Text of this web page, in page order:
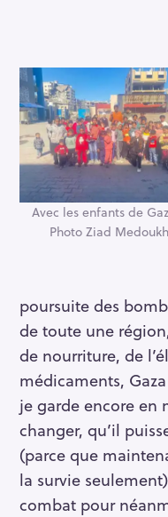
Avec les enfants de
Photo Ziad Medoukh
poursuite des
de toute une
de nourriture, de
médicaments,
je garde encore en
changer, qu’il
(parce que
la survie
combat pour